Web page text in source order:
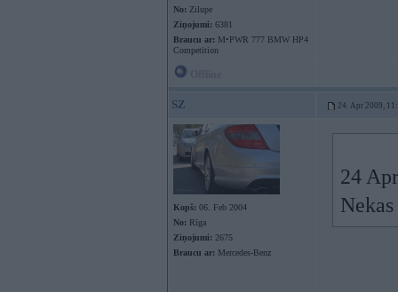
No: Zilupe
Ziņojumi: 6381
Braucu ar: M•PWR 777 BMW HP4
Competition
SZ 24. Apr 2009,
Kopš: 06. Feb 2004
No: Rīga
Ziņojumi: 2675
Braucu ar: Mercedes-Benz
24